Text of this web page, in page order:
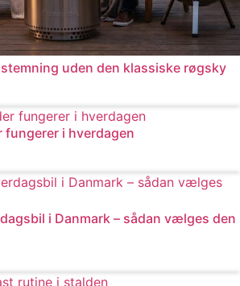
uden den klassiske røgsky
i hverdagen
i Danmark – sådan vælges den